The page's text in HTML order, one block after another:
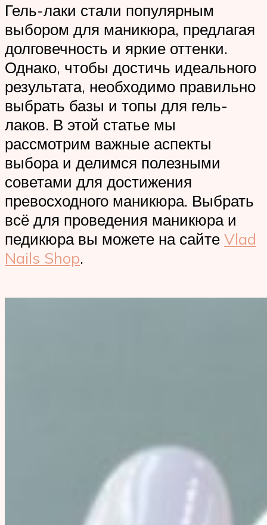
Гель-лаки стали популярным
выбором для маникюра, предлагая
долговечность и яркие оттенки.
Однако, чтобы достичь идеального
результата, необходимо правильно
выбрать базы и топы для гель-
лаков. В этой статье мы
рассмотрим важные аспекты
выбора и делимся полезными
советами для достижения
превосходного маникюра. Выбрать
всё для проведения маникюра и
педикюра вы можете на сайте Vlad
Nails Shop.